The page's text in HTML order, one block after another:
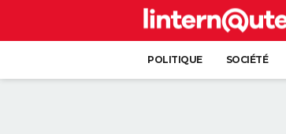
POLITIQUE SOCIÉTÉ